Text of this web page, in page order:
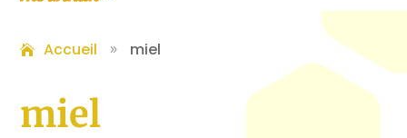
Accueil 9 miel
miel